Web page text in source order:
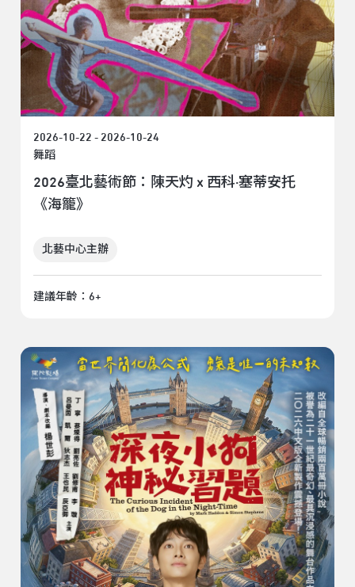
2026-10-22 - 2026-10-24
舞蹈
2026臺北藝術節：陳天灼 x 西科·塞蒂安托
《海籠》
北藝中心主辦
建議年齡：6+